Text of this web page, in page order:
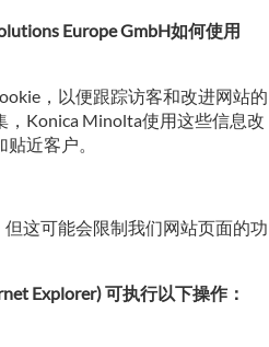
Europe GmbH如何使用
，以便跟踪访客和改进网站的
，Konica Minolta使用这些信息改
近客户。
这可能会限制我们网站页面的功
Explorer) 可执行以下操作：